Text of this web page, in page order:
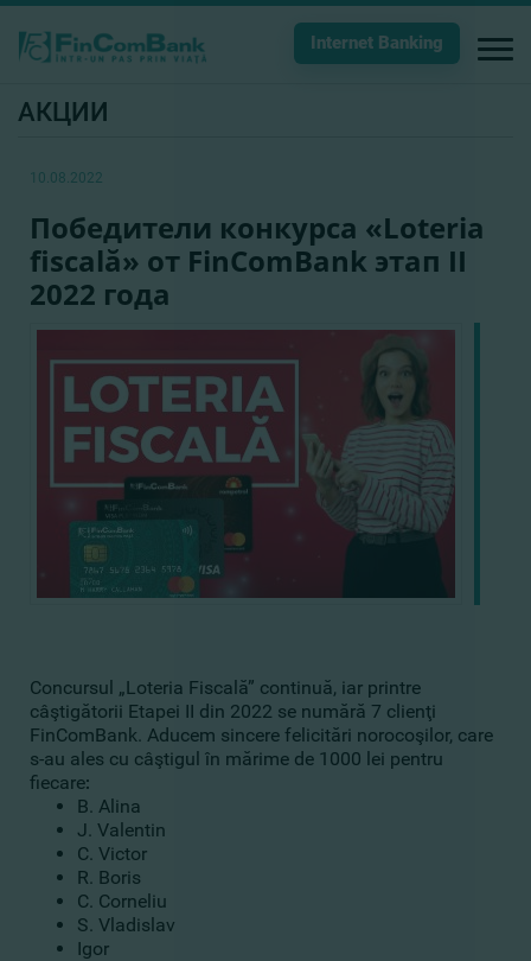
Internet Banking
АКЦИИ
10.08.2022
Победители конкурса «Loteria
fiscală» от FinComBank этап II
2022 года
Concursul „Loteria Fiscală” continuă, iar printre
câştigătorii Etapei II din 2022 se numără 7 clienţi
FinComBank. Aducem sincere felicitări norocoşilor, сare
s-au ales cu câştigul în mărime de 1000 lei pentru
fiecare:
B. Alina
J. Valentin
C. Victor
R. Boris
C. Corneliu
S. Vladislav
Igor